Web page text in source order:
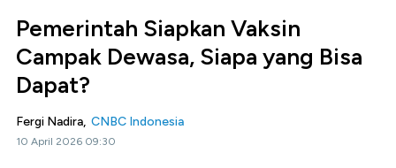
Pemerintah Siapkan Vaksin
Campak Dewasa, Siapa yang Bisa
Dapat?
Fergi Nadira, CNBC Indonesia
10 April 2026 09:30